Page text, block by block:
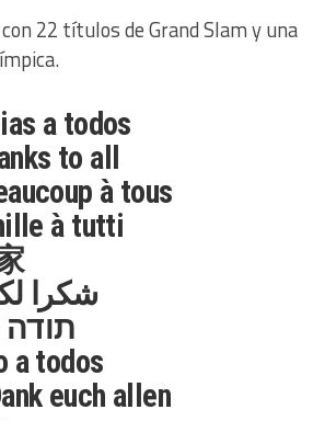
22 títulos de Grand Slam y una
a todos
to all
à tous
à tutti
شكرا
תודה
a todos
euch allen